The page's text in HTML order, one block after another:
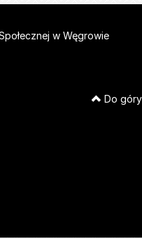
w Węgrowie
Do góry